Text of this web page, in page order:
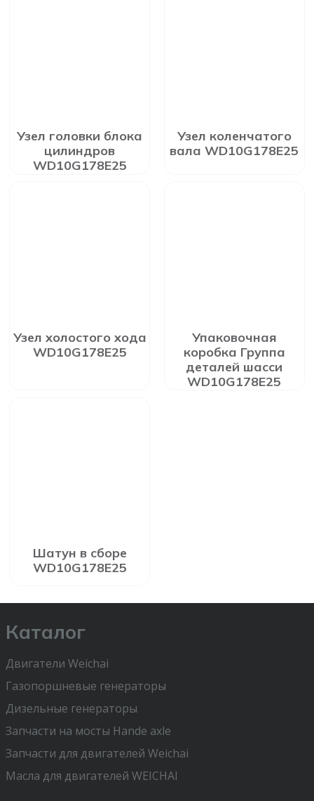
Узел головки блока
цилиндров
WD10G178E25
Узел коленчатого
вала WD10G178E25
Узел холостого хода
WD10G178E25
Упаковочная
коробка Группа
деталей шасси
WD10G178E25
Шатун в сборе
WD10G178E25
Каталог
Двигатели Weichai
Газопоршневые генераторы
Дизельные генераторы
Запчасти на мосты Hande axle
Запчасти для двигателей Weichai
Масла для двигателей WEICHAI